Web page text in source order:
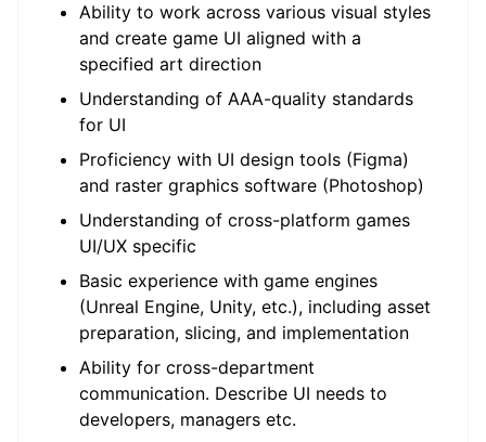
Ability to work across various visual styles
and create game UI aligned with a
specified art direction
Understanding of AAA-quality standards
for UI
Proficiency with UI design tools (Figma)
and raster graphics software (Photoshop)
Understanding of cross-platform games
UI/UX specific
Basic experience with game engines
(Unreal Engine, Unity, etc.), including asset
preparation, slicing, and implementation
Ability for cross-department
communication. Describe UI needs to
developers, managers etc.